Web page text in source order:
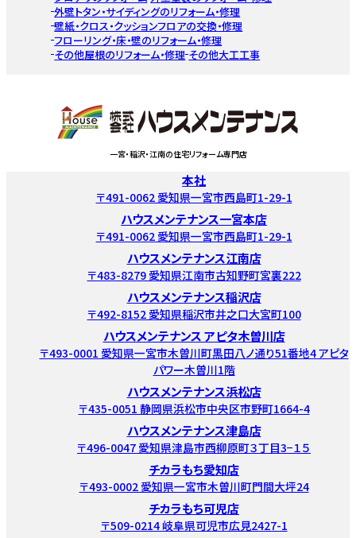
外壁トタン・サイディングのリフォーム・修理
壁紙・クロス・クッションフロアの交換・修理
フローリング・床・壁のリフォーム・修理
その他屋根のリフォーム・修理 その他大工工事
一宮・稲沢・江南の住宅リフォーム専門店
本社
〒491-0062 愛知県一宮市西島町1-29-1
ハウスメンテナンス一宮本店
〒491-0062 愛知県一宮市西島町1-29-1
ハウスメンテナンス江南店
〒483-8279 愛知県江南市古知野町宮裏222
ハウスメンテナンス稲沢店
〒492-8152 愛知県稲沢市井之口大宮町100
ハウスメンテナンス アピタ木曽川店
〒493-0001 愛知県一宮市木曽川町黒田八ノ通り51番地4 アピタ
パワー木曽川1階
ハウスメンテナンス浜松店
〒435-0051 静岡県浜松市中央区市野町1664-4
ハウスメンテナンス津島店
〒496-0047 愛知県津島市西柳原町３丁目3−１５
チカラもち愛知店
〒493-0002 愛知県一宮市木曽川町門間大坪24
チカラもち可児店
〒509-0214 岐阜県可児市広見2427-1